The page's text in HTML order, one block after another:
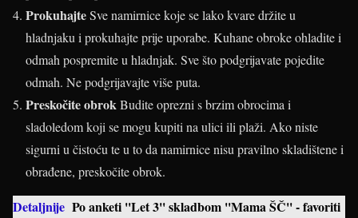
ProkuhajteSve namirnice koje se lako kvare držite u
hladnjaku i prokuhajte prije uporabe. Kuhane obroke ohladite i
odmah pospremite u hladnjak. Sve što podgrijavate pojedite
odmah. Ne podgrijavajte više puta.
Preskočite obrokBudite oprezni s brzim obrocima i
sladoledom koji se mogu kupiti na ulici ili plaži. Ako niste
sigurni u čistoću te u to da namirnice nisu pravilno skladištene i
obrađene, preskočite obrok.
Detaljnije Po anketi ''Let 3'' skladbom ''Mama ŠČ'' - favoriti